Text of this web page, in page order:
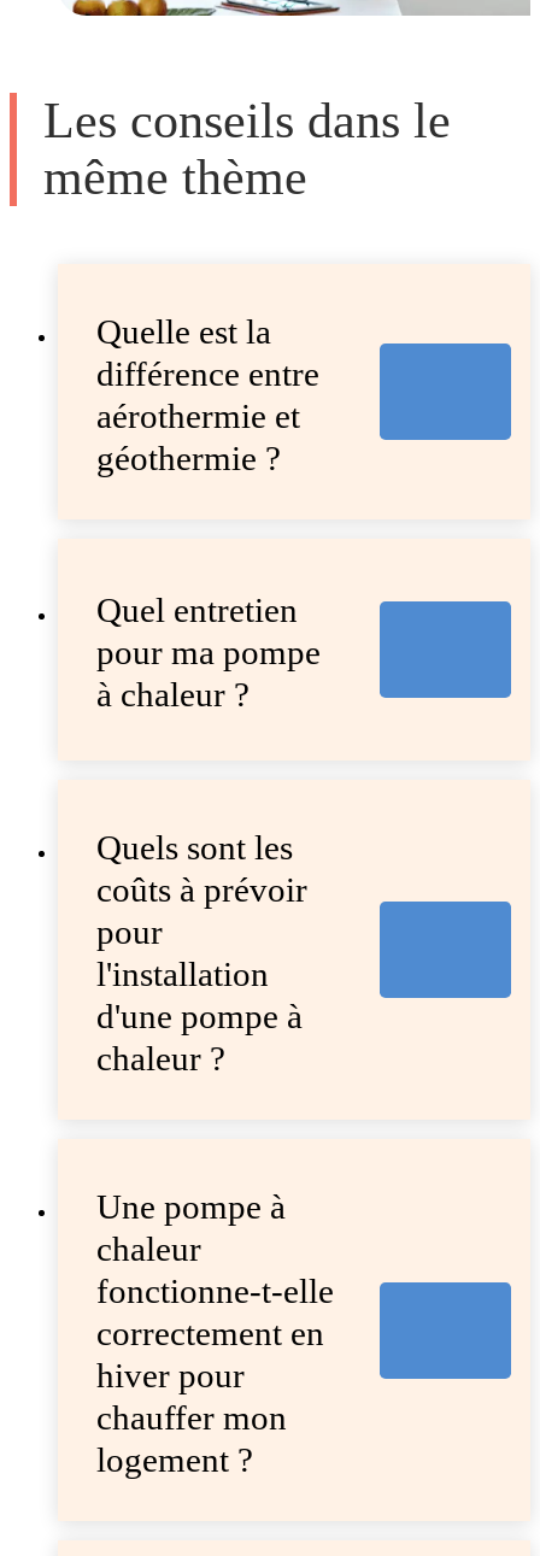
Les conseils dans le
même thème
Quelle est la
différence entre
aérothermie et
géothermie ?
Quel entretien
pour ma pompe
à chaleur ?
Quels sont les
coûts à prévoir
pour
l'installation
d'une pompe à
chaleur ?
Une pompe à
chaleur
fonctionne-t-elle
correctement en
hiver pour
chauffer mon
logement ?